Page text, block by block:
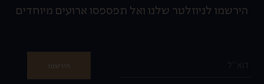
הירשמו לניוזלטר שלנו ואל תפספסו ארועים מיוחדים
הירשמו